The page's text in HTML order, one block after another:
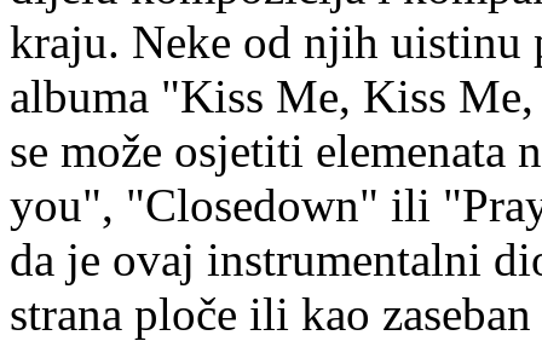
kraju. Neke od njih
albuma "Kiss Me, Kiss
se može osjetiti elemenata
you", "Closedown" ili
da je ovaj instrumentalni
strana ploče ili kao zaseban